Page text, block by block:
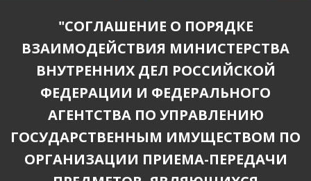
"СОГЛАШЕНИЕ О ПОРЯДКЕ
ВЗАИМОДЕЙСТВИЯ МИНИСТЕРСТВА
ВНУТРЕННИХ ДЕЛ РОССИЙСКОЙ
ФЕДЕРАЦИИ И ФЕДЕРАЛЬНОГО
АГЕНТСТВА ПО УПРАВЛЕНИЮ
ГОСУДАРСТВЕННЫМ ИМУЩЕСТВОМ ПО
ОРГАНИЗАЦИИ ПРИЕМА-ПЕРЕДАЧИ